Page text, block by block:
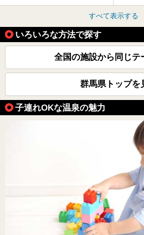
すべて表示する
いろいろな方法で探す
全国の施設から同じテ
群馬県トップを
子連れOKな温泉の魅力